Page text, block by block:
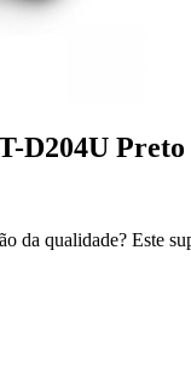
D204U
da qualidade? Este